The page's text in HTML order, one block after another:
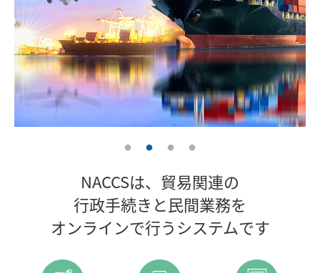
NACCSは、貿易関連の
行政手続きと民間業務を
オンラインで行うシステムです